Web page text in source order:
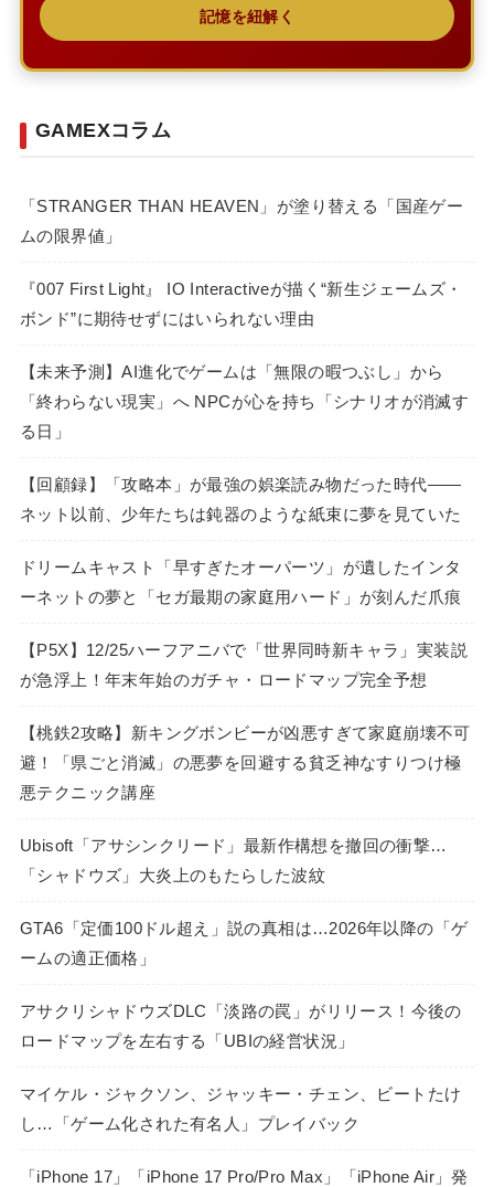
記憶を紐解く
GAMEXコラム
「STRANGER THAN HEAVEN」が塗り替える「国産ゲー
ムの限界値」
『007 First Light』 IO Interactiveが描く“新生ジェームズ・
ボンド”に期待せずにはいられない理由
【未来予測】AI進化でゲームは「無限の暇つぶし」から
「終わらない現実」へ NPCが心を持ち「シナリオが消滅す
る日」
【回顧録】「攻略本」が最強の娯楽読み物だった時代――
ネット以前、少年たちは鈍器のような紙束に夢を見ていた
ドリームキャスト「早すぎたオーパーツ」が遺したインタ
ーネットの夢と「セガ最期の家庭用ハード」が刻んだ爪痕
【P5X】12/25ハーフアニバで「世界同時新キャラ」実装説
が急浮上！年末年始のガチャ・ロードマップ完全予想
【桃鉄2攻略】新キングボンビーが凶悪すぎて家庭崩壊不可
避！「県ごと消滅」の悪夢を回避する貧乏神なすりつけ極
悪テクニック講座
Ubisoft「アサシンクリード」最新作構想を撤回の衝撃…
「シャドウズ」大炎上のもたらした波紋
GTA6「定価100ドル超え」説の真相は…2026年以降の「ゲ
ームの適正価格」
アサクリシャドウズDLC「淡路の罠」がリリース！今後の
ロードマップを左右する「UBIの経営状況」
マイケル・ジャクソン、ジャッキー・チェン、ビートたけ
し…「ゲーム化された有名人」プレイバック
「iPhone 17」「iPhone 17 Pro/Pro Max」「iPhone Air」発